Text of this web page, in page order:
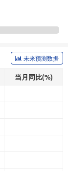
未来预测数据
当月同比(%)